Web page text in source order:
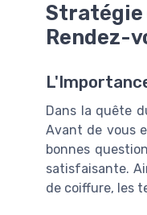
Stratégie
Rendez-
Dans la quête
Avant de vous
bonnes
satisfaisante.
de coiffure, les